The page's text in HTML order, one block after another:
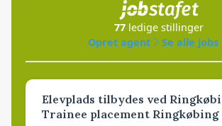
77 ledige stillinger
Opret agent
Se alle jobs
Elevplads tilbydes ved
Trainee placement Ringkøbing